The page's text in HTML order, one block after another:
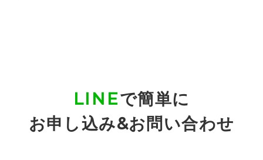
LINEで簡単に
お申し込み&お問い合わせ